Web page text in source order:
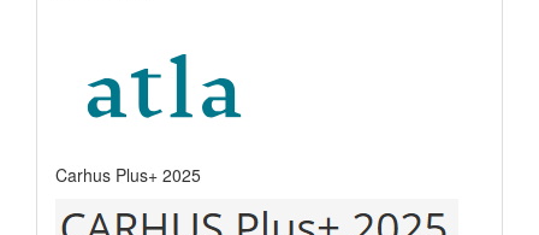
Carhus Plus+ 2025